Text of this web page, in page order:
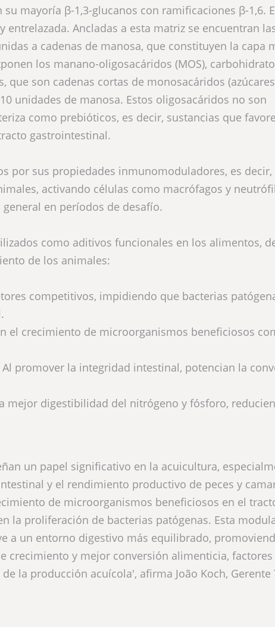
mayoría β-1,3-glucanos con ramificaciones β-1,6.
Ancladas a esta matriz se encuentran
a cadenas de manosa, que constituyen la capa
los manano-oligosacáridos (MOS),
son cadenas cortas de monosacáridos (azúcares
unidades de manosa. Estos oligosacáridos no son
como prebióticos, es decir, sustancias que
gastrointestinal.
por sus propiedades inmunomoduladores, es decir,
activando células como macrófagos y
en períodos de desafío.
como aditivos funcionales en los alimentos,
de los animales:
competitivos, impidiendo que bacterias
el crecimiento de microorganismos beneficiosos
Al promover la integridad intestinal, potencian la
mejor digestibilidad del nitrógeno y fósforo,
un papel significativo en la acuicultura,
y el rendimiento productivo de peces y
de microorganismos beneficiosos en el
la proliferación de bacterias patógenas. Esta
a un entorno digestivo más equilibrado,
crecimiento y mejor conversión alimenticia, factores
la producción acuícola', afirma João Koch, Gerente